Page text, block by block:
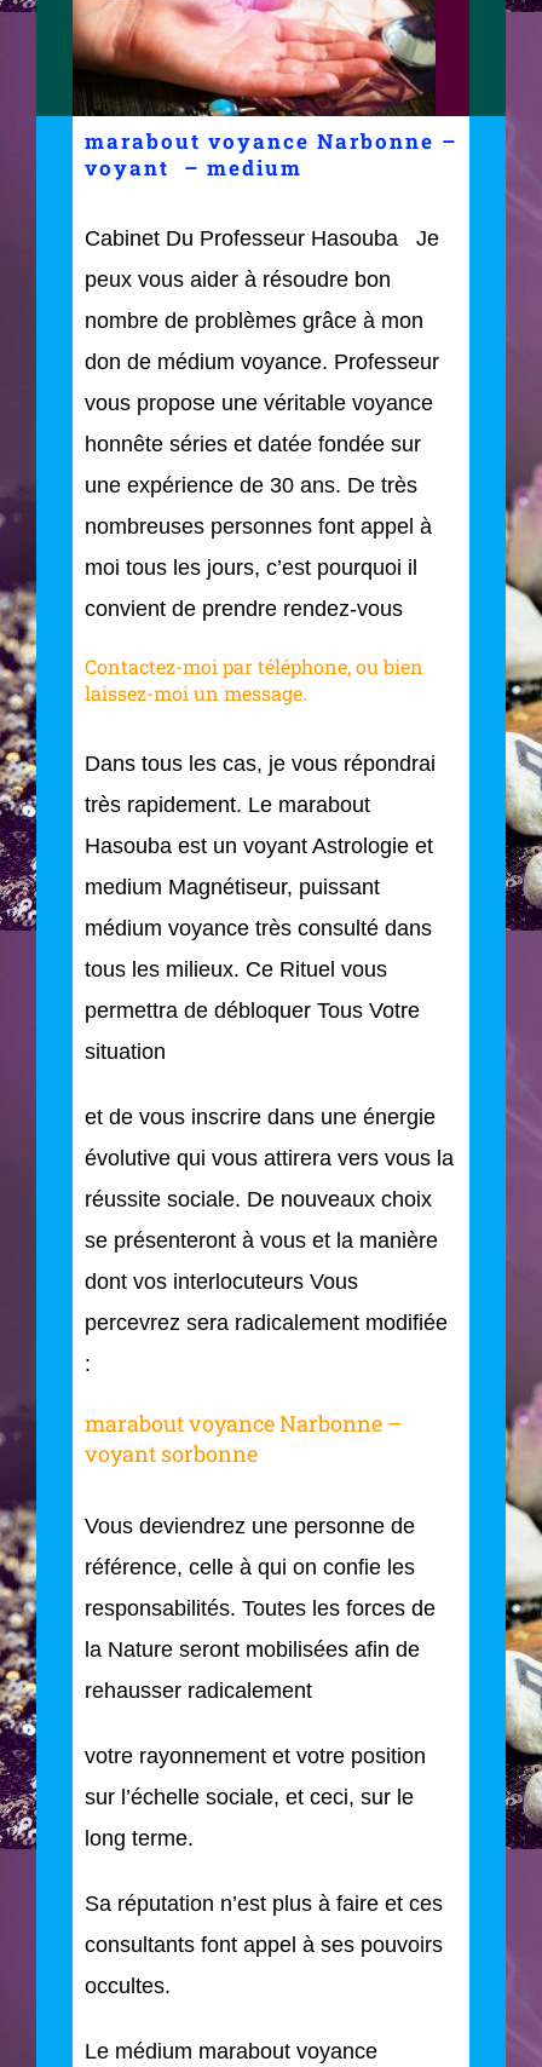
marabout voyance Narbonne –
voyant – medium
Cabinet Du Professeur Hasouba Je
peux vous aider à résoudre bon
nombre de problèmes grâce à mon
don de médium voyance. Professeur
vous propose une véritable voyance
honnête séries et datée fondée sur
une expérience de 30 ans. De très
nombreuses personnes font appel à
moi tous les jours, c’est pourquoi il
convient de prendre rendez-vous
Contactez-moi par téléphone, ou bien
laissez-moi un message.
Dans tous les cas, je vous répondrai
très rapidement. Le marabout
Hasouba est un voyant Astrologie et
medium Magnétiseur, puissant
médium voyance très consulté dans
tous les milieux. Ce Rituel vous
permettra de débloquer Tous Votre
situation
et de vous inscrire dans une énergie
évolutive qui vous attirera vers vous la
réussite sociale. De nouveaux choix
se présenteront à vous et la manière
dont vos interlocuteurs Vous
percevrez sera radicalement modifiée
:
marabout voyance Narbonne –
voyant sorbonne
Vous deviendrez une personne de
référence, celle à qui on confie les
responsabilités. Toutes les forces de
la Nature seront mobilisées afin de
rehausser radicalement
votre rayonnement et votre position
sur l’échelle sociale, et ceci, sur le
long terme.
Sa réputation n’est plus à faire et ces
consultants font appel à ses pouvoirs
occultes.
Le médium marabout voyance